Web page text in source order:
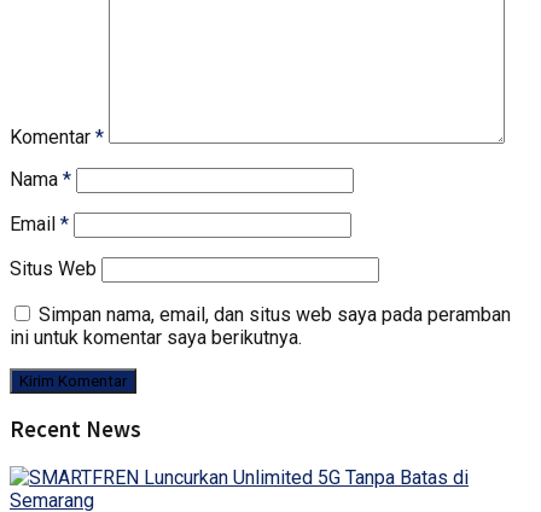
Komentar *
Nama *
Email *
Situs Web
Simpan nama, email, dan situs web saya pada peramban
ini untuk komentar saya berikutnya.
Recent News